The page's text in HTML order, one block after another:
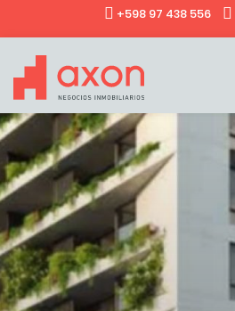
+598 97 438 556